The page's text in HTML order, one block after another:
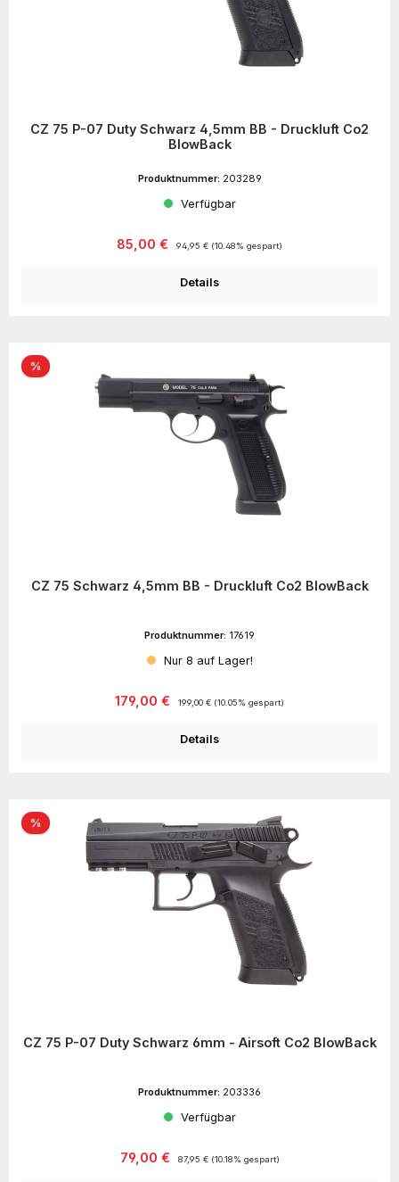
CZ 75 P-07 Duty Schwarz 4,5mm BB - Druckluft Co2
BlowBack
Produktnummer: 203289
Verfügbar
Verkaufspreis:
85,00 € 94,95 € (10.48% gespart)
Details
%Rabatt
CZ 75 Schwarz 4,5mm BB - Druckluft Co2 BlowBack
Produktnummer: 17619
Nur 8 auf Lager!
Verkaufspreis:
179,00 € 199,00 € (10.05% gespart)
Details
%Rabatt
CZ 75 P-07 Duty Schwarz 6mm - Airsoft Co2 BlowBack
Produktnummer: 203336
Verfügbar
Verkaufspreis:
79,00 € 87,95 € (10.18% gespart)